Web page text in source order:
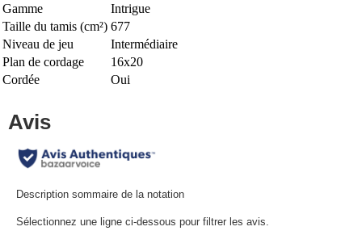
Gamme
Intrigue
Taille du tamis (cm²) 677
Niveau de jeu
Intermédiaire
Plan de cordage
16x20
Cordée
Oui